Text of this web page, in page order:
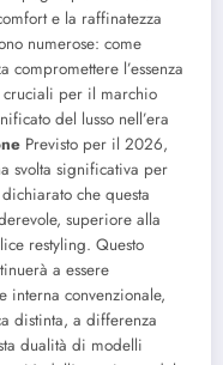
e la raffinatezza
numerose: come
l’essenza
cruciali per il marchio
del lusso nell’era
Previsto per il 2026,
svolta significativa per
che questa
superiore alla
restyling. Questo
a essere
interna convenzionale,
distinta, a differenza
dualità di modelli